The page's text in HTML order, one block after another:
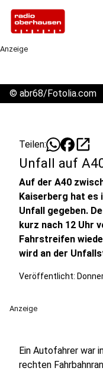
Anzeige
© abr68/Fotolia.com
Teilen: open_in_new
Unfall auf
Auf der A40
Kaiserberg hat es
Unfall gegeben.
kurz nach 12 Uhr
Fahrstreifen
wird an der
Veröffentlicht:
Anzeige
Ein Autofahrer war
rechten